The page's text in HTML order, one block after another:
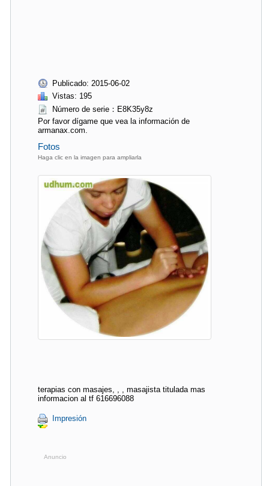
Publicado: 2015-06-02
Vistas: 195
Número de serie：E8K35y8z
Por favor dígame que vea la información de
armanax.com.
Fotos
Haga clic en la imagen para ampliarla
terapias con masajes, , , masajista titulada mas
informacion al tf 616696088
Impresión
Anuncio